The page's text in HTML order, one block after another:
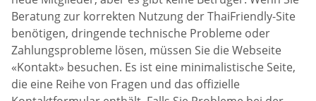
Beratung zur korrekten Nutzung der ThaiFriendly-Site
benötigen, dringende technische Probleme oder
Zahlungsprobleme lösen, müssen Sie die Webseite
«Kontakt» besuchen. Es ist eine minimalistische Seite,
die eine Reihe von Fragen und das offizielle